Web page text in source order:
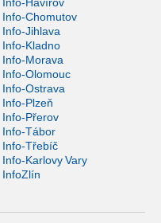
Info-Havířov
Info-Chomutov
Info-Jihlava
Info-Kladno
Info-Morava
Info-Olomouc
Info-Ostrava
Info-Plzeň
Info-Přerov
Info-Tábor
Info-Třebíč
Info-Karlovy Vary
InfoZlín